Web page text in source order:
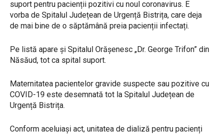
suport pentru pacienții pozitivi cu noul coronavirus. E
vorba de Spitalul Județean de Urgență Bistrița, care deja
de mai bine de o săptămână preia pacienții infectați.
Pe listă apare și Spitalul Orășenesc „Dr. George Trifon” din
Năsăud, tot ca spital suport.
Maternitatea pacientelor gravide suspecte sau pozitive cu
COVID-19 este desemnată tot la Spitalul Județean de
Urgență Bistrița.
Conform aceluiași act, unitatea de dializă pentru pacienți